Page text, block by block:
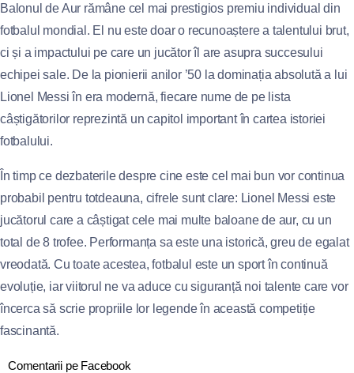
Balonul de Aur rămâne cel mai prestigios premiu individual din
fotbalul mondial. El nu este doar o recunoaștere a talentului brut,
ci și a impactului pe care un jucător îl are asupra succesului
echipei sale. De la pionierii anilor ’50 la dominația absolută a lui
Lionel Messi în era modernă, fiecare nume de pe lista
câștigătorilor reprezintă un capitol important în cartea istoriei
fotbalului.
În timp ce dezbaterile despre cine este cel mai bun vor continua
probabil pentru totdeauna, cifrele sunt clare: Lionel Messi este
jucătorul care a câștigat cele mai multe baloane de aur, cu un
total de 8 trofee. Performanța sa este una istorică, greu de egalat
vreodată. Cu toate acestea, fotbalul este un sport în continuă
evoluție, iar viitorul ne va aduce cu siguranță noi talente care vor
încerca să scrie propriile lor legende în această competiție
fascinantă.
Comentarii pe Facebook